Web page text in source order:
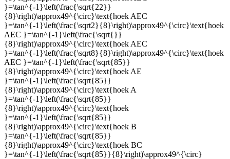
}=\tan^{-1}\left(\frac{\sqrt{22}}
{8}\right)\approx49^{\circ}\text{hoek AEC
}=\tan^{-1}\left(\frac{\sqrt2}{8}\right)\approx49^{\circ}\text{hoek
AEC }=\tan^{-1}\left(\frac{\sqrt{}}
{8}\right)\approx49^{\circ}\text{hoek AEC
}=\tan^{-1}\left(\frac{\sqrt8}{8}\right)\approx49^{\circ}\text{hoek
AEC }=\tan^{-1}\left(\frac{\sqrt{85}}
{8}\right)\approx49^{\circ}\text{hoek AE
}=\tan^{-1}\left(\frac{\sqrt{85}}
{8}\right)\approx49^{\circ}\text{hoek A
}=\tan^{-1}\left(\frac{\sqrt{85}}
{8}\right)\approx49^{\circ}\text{hoek
}=\tan^{-1}\left(\frac{\sqrt{85}}
{8}\right)\approx49^{\circ}\text{hoek B
}=\tan^{-1}\left(\frac{\sqrt{85}}
{8}\right)\approx49^{\circ}\text{hoek BC
}=\tan^{-1}\left(\frac{\sqrt{85}}{8}\right)\approx49^{\circ}